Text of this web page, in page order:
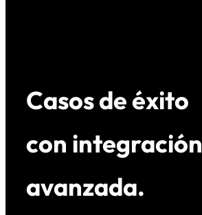
Casos de éxito
con integración
avanzada.